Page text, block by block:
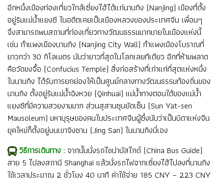
อีกหนึ่งเมืองท่องเที่ยวใกล้เซี่ยงไฮ้ได้แก่นานกิง (Nanjing) เมืองที่ตั้ง
อยู่ริมแม่น้ำแยงซี ในอดีตเคยเป็นเมืองหลวงของประเทศจีน เพื่อนๆ
จึงสามารถพบสถานที่ท่องเที่ยวทางวัฒนธรรมมากมายในเมืองแห่งนี้
เช่น กำแพงเมืองนานกิง (Nanjing City Wall) กำแพงเมืองโบราณที่
ยาวกว่า 30 กิโลเมตร นับว่ายาวที่สุดในโลกเลยทีเดียว อีกที่ห้ามพลาด
คือวัดขงจื้อ (Confucius Temple) สิ่งก่อสร้างที่เก่าแก่ที่สุดแห่งหนึ่ง
ในนานกิง ได้รับการยกย่องให้เป็นศูนย์กลางทางวัฒนธรรมท้องถิ่นของ
นานกิง ตั้งอยู่ริมแม่น้ำฉิงหวย (Qinhuai) แม่น้ำทางตอนใต้ของแม่น้ำ
แยงซีที่มีความสวยงามมาก ส่วนสุสานซุนยัดเซ็น (Sun Yat-sen
Mausoleum) มหาบุรุษของคนในประเทศจีนผู้ซึ่งนับว่าเป็นบิดาแห่งจีน
ยุคใหม่ก็ตั้งอยู่บนเขาจิงซาน (Jing San) ในนานกิงนี่เอง
วิธีการเดินทาง : จากนั้นนั่งรถไชน่าบัสไกด์ (China Bus Guide)
สาย 5 ไปลงสถานี Shanghai แล้วนั่งรถไฟจากเซี่ยงไฮ้ไปลงที่นานกิง
ใช้เวลาประมาณ 2 ชั่วโมง 40 นาที ค่าใช้จ่าย 185 CNY – 223 CNY